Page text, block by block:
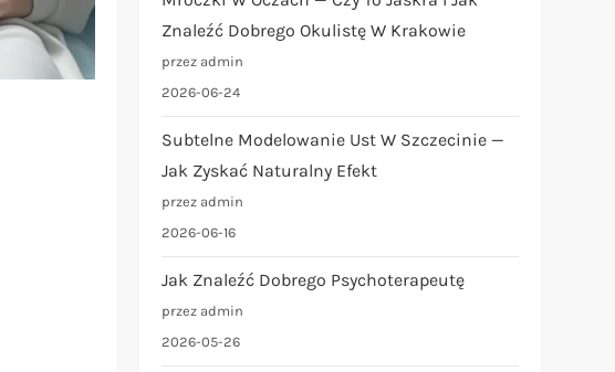
Znaleźć Dobrego Okulistę W Krakowie
przez admin
2026-06-24
Subtelne Modelowanie Ust W Szczecinie —
Jak Zyskać Naturalny Efekt
przez admin
2026-06-16
Jak Znaleźć Dobrego Psychoterapeutę
przez admin
2026-05-26